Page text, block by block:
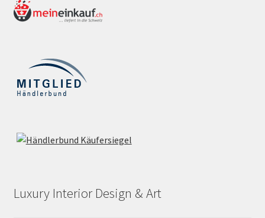
Luxury Interior Design & Art